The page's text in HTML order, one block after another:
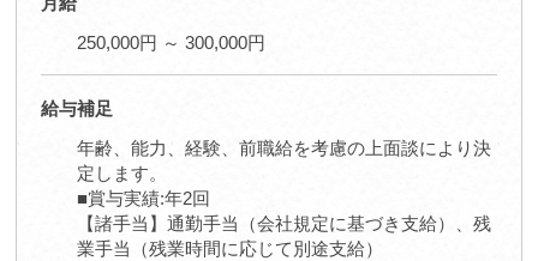
250,000円 ～ 300,000円
給与補足
年齢、能力、経験、前職給を考慮の上面談により決
定します。
■賞与実績:年2回
【諸手当】通勤手当（会社規定に基づき支給）、残
業手当（残業時間に応じて別途支給）